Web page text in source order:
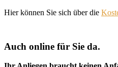
Hier können Sie sich über die
Auch online für Sie da.